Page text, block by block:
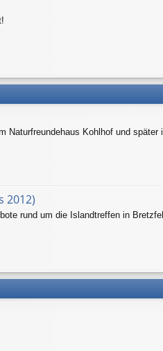
Naturfreundehaus Kohlhof und
2012)
rund um die Islandtreffen in